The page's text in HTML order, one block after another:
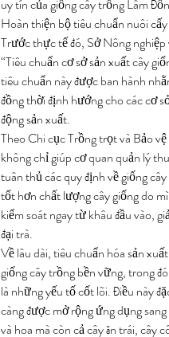
uy tín của giống cây trồng Lâm
Hoàn thiện bộ tiêu chuẩn nuôi
Trước thực tế đó, Sở Nông
“Tiêu chuẩn cơ sở sản xuất cây
tiêu chuẩn này được ban hành
đồng thời định hướng cho các cơ
động sản xuất.
Theo Chi cục Trồng trọt và Bảo
không chỉ giúp cơ quan quản lý
tuân thủ các quy định về giống
tốt hơn chất lượng cây giống do
kiểm soát ngay từ khâu đầu vào,
đại trà.
Về lâu dài, tiêu chuẩn hóa sản
giống cây trồng bền vững, trong
là những yếu tố cốt lõi. Điều này
càng được mở rộng ứng dụng
và hoa mà còn cả cây ăn trái, cây